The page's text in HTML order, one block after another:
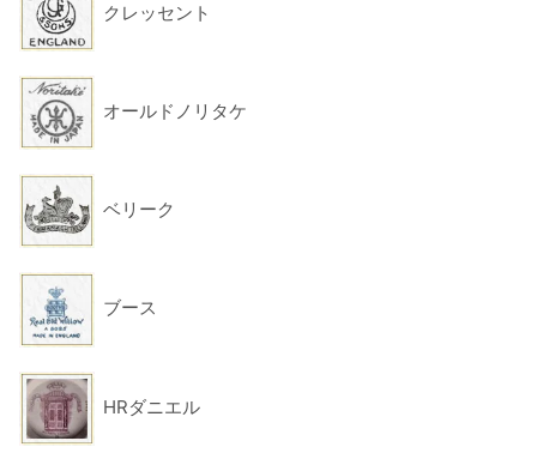
クレッセント
オールドノリタケ
ベリーク
ブース
HRダニエル